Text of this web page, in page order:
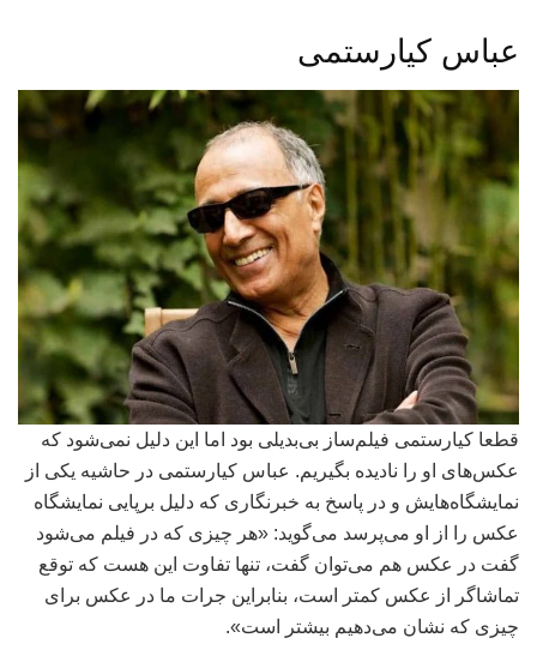
عباس کیارستمی
قطعا کیارستمی فیلم‌ساز بی‌بدیلی بود اما این دلیل نمی‌شود که
عکس‌های او را نادیده بگیریم. عباس کیارستمى در حاشیه یکى از
نمایشگاه‌هایش و در پاسخ به خبرنگارى که دلیل برپایى نمایشگاه
عکس را از او مى‌پرسد مى‌گوید: «هر چیزى که در فیلم مى‌شود
گفت در عکس هم می‌توان گفت، تنها تفاوت این هست که توقع
تماشاگر از عکس کمتر است، بنابراین جرات ما در عکس براى
چیزى که نشان مى‌دهیم بیشتر است».